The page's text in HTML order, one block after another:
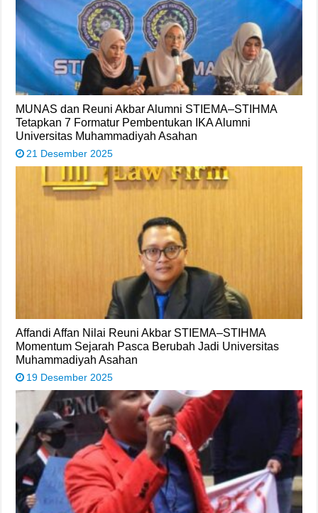
MUNAS dan Reuni Akbar Alumni STIEMA–STIHMA
Tetapkan 7 Formatur Pembentukan IKA Alumni
Universitas Muhammadiyah Asahan
21 Desember 2025
Affandi Affan Nilai Reuni Akbar STIEMA–STIHMA
Momentum Sejarah Pasca Berubah Jadi Universitas
Muhammadiyah Asahan
19 Desember 2025